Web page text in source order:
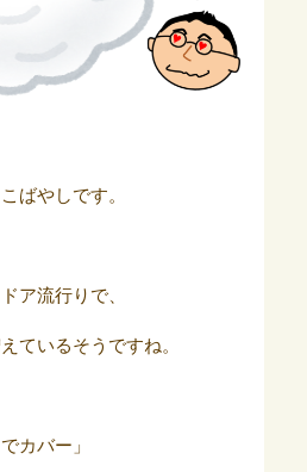
ばやしです。
ア流行りで、
ているそうですね。
カバー」